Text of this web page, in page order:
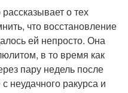
о тех
что восстановление
ей непросто. Она
в то время как
пару недель после
неудачного ракурса и